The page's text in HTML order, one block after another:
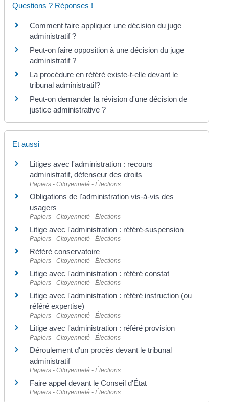
Questions ? Réponses !
Comment faire appliquer une décision du juge
administratif ?
Peut-on faire opposition à une décision du juge
administratif ?
La procédure en référé existe-t-elle devant le
tribunal administratif?
Peut-on demander la révision d'une décision de
justice administrative ?
Et aussi
Litiges avec l'administration : recours
administratif, défenseur des droits
Papiers - Citoyenneté - Élections
Obligations de l'administration vis-à-vis des
usagers
Papiers - Citoyenneté - Élections
Litige avec l'administration : référé-suspension
Papiers - Citoyenneté - Élections
Référé conservatoire
Papiers - Citoyenneté - Élections
Litige avec l'administration : référé constat
Papiers - Citoyenneté - Élections
Litige avec l'administration : référé instruction (ou
référé expertise)
Papiers - Citoyenneté - Élections
Litige avec l'administration : référé provision
Papiers - Citoyenneté - Élections
Déroulement d'un procès devant le tribunal
administratif
Papiers - Citoyenneté - Élections
Faire appel devant le Conseil d'État
Papiers - Citoyenneté - Élections